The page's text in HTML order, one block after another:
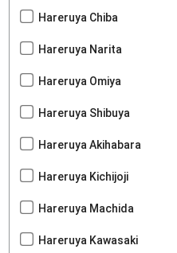
Hareruya Chiba
Hareruya Narita
Hareruya Omiya
Hareruya Shibuya
Hareruya Akihabara
Hareruya Kichijoji
Hareruya Machida
Hareruya Kawasaki